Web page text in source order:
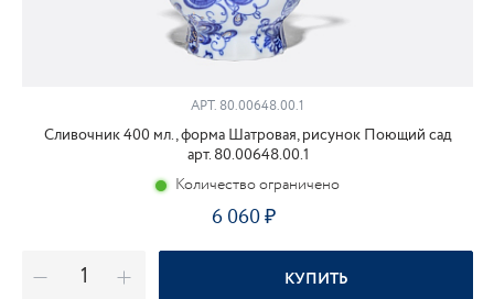
АРТ. 80.00648.00.1
Сливочник 400 мл., форма Шатровая, рисунок Поющий сад
арт. 80.00648.00.1
Количество ограничено
6 060
КУПИТЬ